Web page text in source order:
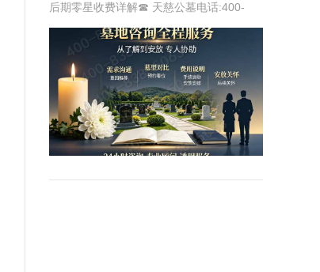
后期零星收费详解☎ 天慈公墓电话:400-
838-5063在人生的终点，为逝者选择一个
合适的安息之地是每个家庭的重要责任。天
慈墓园作为一家专业的墓园服务提供商，